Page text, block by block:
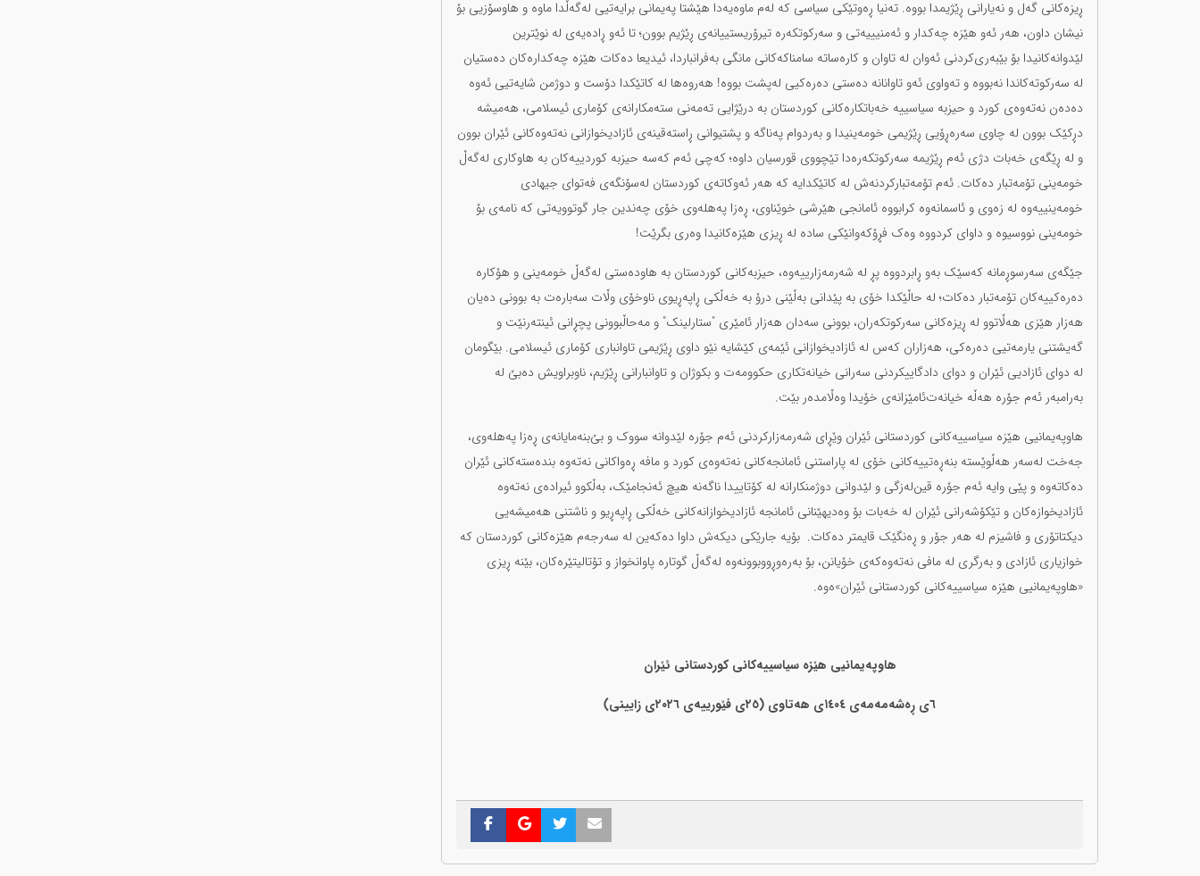
ڕیزەکانی گەل و نەیارانی ڕێژیمدا بووە. تەنیا ڕەوتێکی سیاسی کە لەم ماوەیەدا هێشتا پەیمانی برایەتیی لەگەڵدا ماوە و هاوسۆزیی بۆ
نیشان داون، هەر ئەو هێزە چەکدار و ئەمنیییەتی و سەرکوتکەرە تیرۆریستییانەی ڕێژیم بوون؛ تا ئەو ڕادەیەی لە نوێترین
لێدوانەکانیدا بۆ بێبەری‌کردنی ئەوان لە تاوان و کارەساتە سامناکەکانی مانگی بەفرانباردا، ئیدیعا دەکات هێزە چەکدارەکان دەستیان
لە سەرکوتەکاندا نەبووە و تەواوی ئەو تاوانانە دەستی دەرەکیی لەپشت بووە! هەروەها لە کاتێکدا دۆست و دوژمن شایەتیی ئەوە
دەدەن نەتەوەی کورد و حیزبە سیاسییە خەباتکارەکانی کوردستان بە درێژایی تەمەنی ستەمکارانەی کۆماری ئیسلامی، هەمیشە
دڕکێک بوون لە چاوی سەرەڕۆیی ڕێژیمی خومەینیدا و بەردوام پەناگە و پشتیوانی ڕاستەقینەی ئازادیخوازانی نەتەوەکانی ئێران بوون
و لە ڕێگەی خەبات دژی ئەم ڕێژیمە سەرکوتکەرەدا تێچووی قورسیان داوە؛ کەچی ئەم کەسە حیزبە کوردییەکان بە هاوکاری لەگەڵ
خومەینی تۆمەتبار دەکات. ئەم تۆمەتبارکردنەش لە کاتێکدایە کە هەر ئەوکاتەی کوردستان لەسۆنگەی فەتوای جیهادی
خومەینییەوە لە زەوی و ئاسمانەوە کرابووە ئامانجی هێرشی خوێناوی، ڕەزا پەهلەوی خۆی چەندین جار گوتوویەتی کە نامەی بۆ
خومەینی نووسیوە و داوای کردووە وەک فڕۆکەوانێکی سادە لە ڕیزی هێزەکانیدا وەری بگرێت!
جێگەی سەرسوڕمانە کەسێک بەو ڕابردووە پڕ لە شەرمەزارییەوە، حیزبەکانی کوردستان بە هاودەستی لەگەڵ خومەینی و هۆکارە
دەرەکییەکان تۆمەتبار دەکات؛ لە حاڵێکدا خۆی بە پێدانی بەڵێنی درۆ بە خەڵکی ڕاپەڕیوی ناوخۆی وڵات سەبارەت بە بوونی دەیان
هەزار هێزی هەڵاتوو لە ڕیزەکانی سەرکوتکەران، بوونی سەدان هەزار ئامێری "ستارلینک" و مەحاڵبوونی پچڕانی ئینتەرنێت و
گەیشتنی یارمەتیی دەرەکی، هەزاران کەس لە ئازادیخوازانی ئێمەی کێشایە نێو داوی ڕێژیمی تاوانباری کۆماری ئیسلامی. بێگومان
لە دوای ئازادیی ئێران و دوای دادگاییکردنی سەرانی خیانەتکاری حکوومەت و بکوژان و تاوانبارانی ڕێژیم، ناوبراویش دەبێ لە
بەرامبەر ئەم جۆرە هەڵە خیانەت‌ئامێزانەی خۆیدا وەڵامدەر بێت.
هاوپەیمانیی هێزە سیاسییەکانی کوردستانی ئێران وێڕای شەرمەزارکردنی ئەم جۆرە لێدوانە سووک و بێ‌بنەمایانەی ڕەزا پەهلەوی،
جەخت لەسەر هەڵوێستە بنەڕەتییەکانی خۆی لە پاراستنی ئامانجەکانی نەتەوەی کورد و مافە ڕەواکانی نەتەوە بندەستەکانی ئێران
دەکاتەوە و پێی وایە ئەم جۆرە قین‌لەزگی و لێدوانی دوژمنکارانە لە کۆتاییدا ناگەنە هیچ ئەنجامێک، بەڵکوو ئیرادەی نەتەوە
ئازادیخوازەکان و تێکۆشەرانی ئێران لە خەبات بۆ وەدیهێنانی ئامانجە ئازادیخوازانەکانی خەڵکی ڕاپەڕیو و ناشتنی هەمیشەیی
دیکتاتۆری و فاشیزم لە هەر جۆر و ڕەنگێک قایمتر دەکات. بۆیە جارێکی دیکەش داوا دەکەین لە سەرجەم هێزەکانی کوردستان کە
خوازیاری ئازادی و بەرگری لە مافی نەتەوەکەی خۆیانن، بۆ بەرەوڕووبوونەوە لەگەڵ گوتارە پاوانخواز و تۆتالیتێرەکان، بێنە ڕیزی
«هاوپەیمانیی هێزە سیاسییەکانی کوردستانی ئێران»ەوە.
هاوپەیمانیی هێزە سیاسییەکانی کوردستانی ئێران
٦ی ڕەشەمەمەی ١٤٠٤ی هەتاوی (٢٥ی فێورییەی ٢٠٢٦ی زایینی)